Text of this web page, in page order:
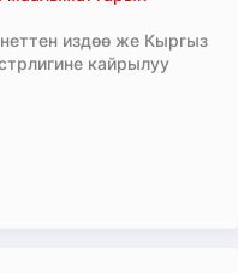
издөө же Кыргыз
кайрылуу